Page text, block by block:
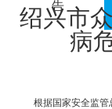
告
绍兴市
病
根据国家安全监